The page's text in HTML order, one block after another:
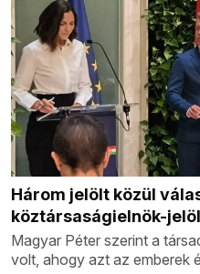
Három jelölt közül
köztársaságielnök-
Magyar Péter szerint a
volt, ahogy azt az emberek